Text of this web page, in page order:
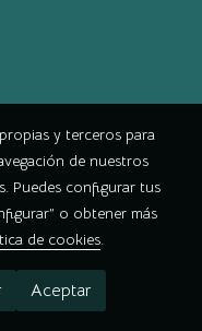
y terceros para
de nuestros
Puedes configurar tus
o obtener más
de cookies.
Aceptar